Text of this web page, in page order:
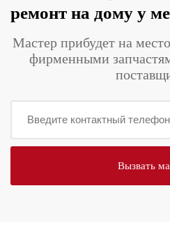
ремонт на дому у
Мастер прибудет на
фирменными